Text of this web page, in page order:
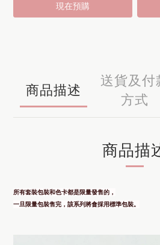
現在預購
商品描述
送貨及付
方式
商品描
所有套裝包裝和色卡都是限量發售的，
一旦限量包裝售完，該系列將會採用標準包裝。